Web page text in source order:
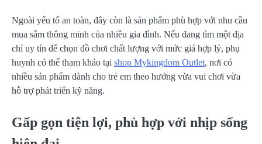
Ngoài yếu tố an toàn, đây còn là sản phẩm phù hợp với nhu cầu
mua sắm thông minh của nhiều gia đình. Nếu đang tìm một địa
chỉ uy tín để chọn đồ chơi chất lượng với mức giá hợp lý, phụ
huynh có thể tham khảo tại shop Mykingdom Outlet, nơi có
nhiều sản phẩm dành cho trẻ em theo hướng vừa vui chơi vừa
hỗ trợ phát triển kỹ năng.
Gấp gọn tiện lợi, phù hợp với nhịp sống